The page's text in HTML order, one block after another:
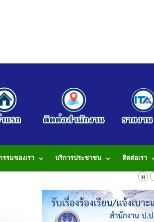
รรมของเรา บริการประชาชน ติดต่อเรา
สาร: 042-490913 E-Mail: